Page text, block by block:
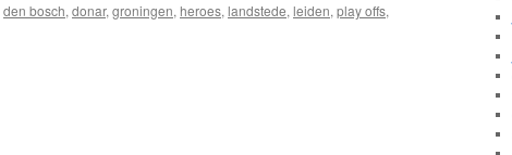
den bosch,donar,groningen, heroes,landstede,leiden,play offs,